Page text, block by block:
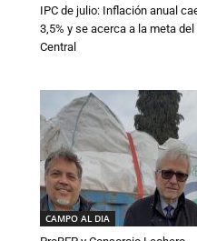
IPC de julio: Inflación anual
3,5% y se acerca a la meta
Central
CAMPO AL DIA